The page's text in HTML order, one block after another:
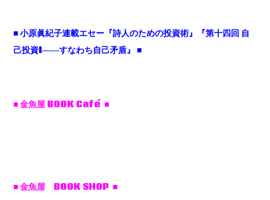
■小原眞紀子連載エセー『詩人のための投資術』『第十四回 自
己投資I――すなわち自己矛盾』 ■
■ 金魚屋 BOOK Café ■
■ 金魚屋 BOOK SHOP ■